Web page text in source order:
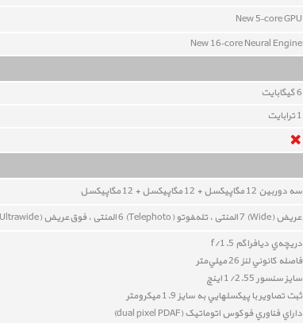
New 5‑core GPU
New 16‑core Neural Engine
6 گيگابايت
1 ترابایت
سه دوربين 12 مگاپيکسل + 12 مگاپيکسل + 12
مگاپيکسل
عريض (Wide) 7 المنتی ، تله‌‍فوتو (Telephoto) 6 المنتی ، فوق‌عريض (Ultrawide) 6 المنتی
دريچه‌ي ديافراگم f/1.5
فاصله کانوني لنز 26 ميلي‌متر
سايز سنسور 1/2.55 اينچ
ثبت تصاوير با پيکسل‎هايي به سايز 1.9 ميکرومتر
داراي فناوري فوکوس اتوماتيک (dual pixel PDAF
)